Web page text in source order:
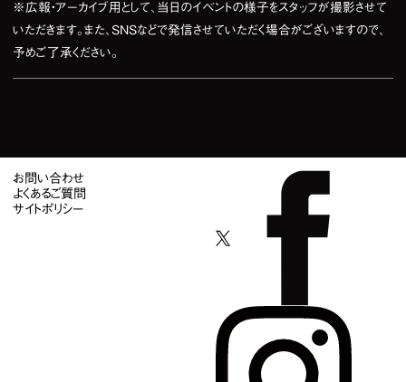
※広報・アーカイブ用として、当日のイベントの様子をスタッフが撮影させて
いただきます。また、SNSなどで発信させていただく場合がございますので、
予めご了承ください。
お問い合わせ
よくあるご質問
サイトポリシー